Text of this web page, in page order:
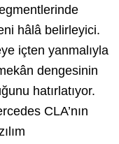
hâlâ belirleyici.
içten yanmalıyla
dengesinin
hatırlatıyor.
CLA’nın